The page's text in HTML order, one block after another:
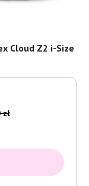
Cloud Z2 i-Size